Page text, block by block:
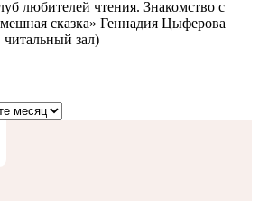
любителей чтения. Знакомство с
сказка» Геннадия Цыферова
читальный зал)